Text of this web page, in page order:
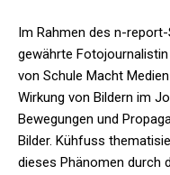
Im Rahmen des n-
gewährte
von Schule Macht
Wirkung von Bildern im
Bewegungen und
Bilder. Kühfuss
dieses Phänomen durch